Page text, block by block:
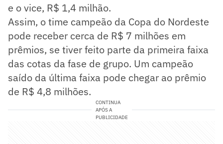
e o vice, R$ 1,4 milhão.
Assim, o time campeão da Copa do Nordeste
pode receber cerca de R$ 7 milhões em
prêmios, se tiver feito parte da primeira faixa
das cotas da fase de grupo. Um campeão
saído da última faixa pode chegar ao prêmio
de R$ 4,8 milhões.
CONTINUA
APÓS A
PUBLICIDADE